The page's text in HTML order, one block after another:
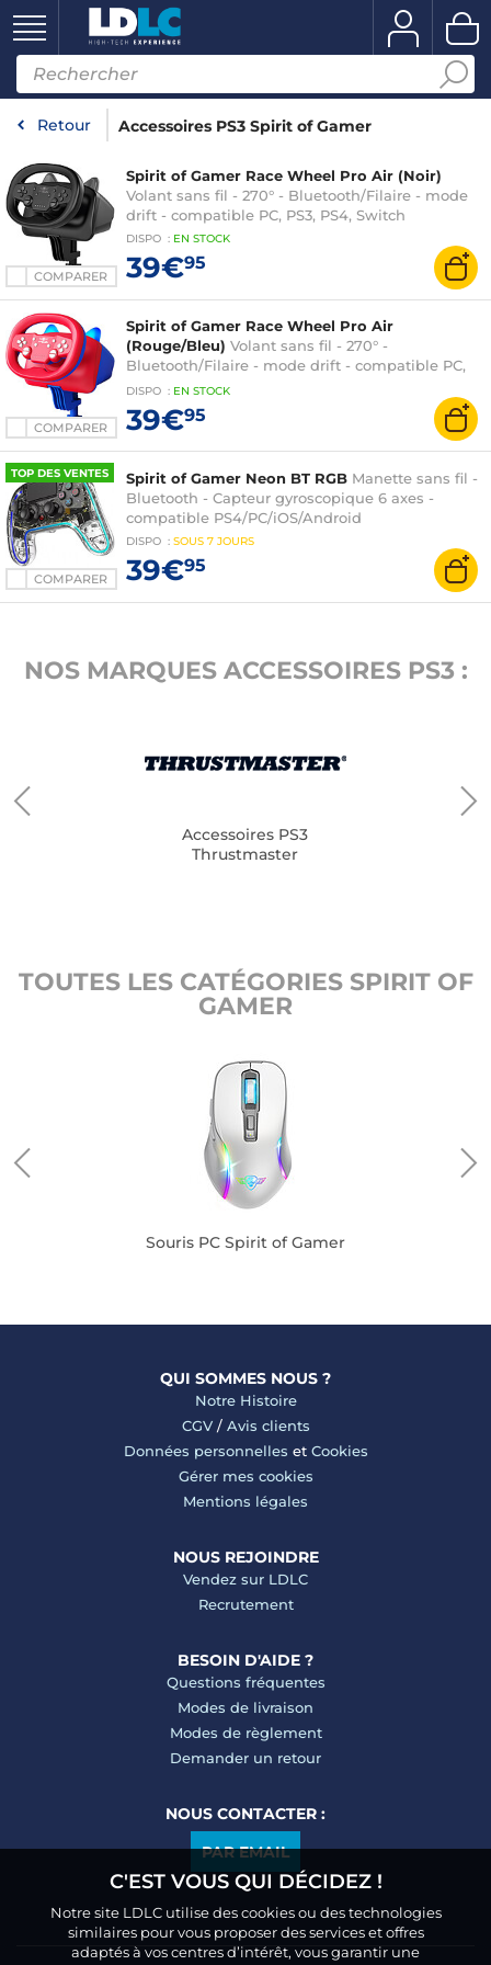
Retour Accessoires PS3 Spirit of Gamer
COMPARER
Spirit of Gamer Race Wheel Pro Air (Noir)
Volant sans fil - 270° - Bluetooth/Filaire - mode
drift - compatible PC, PS3, PS4, Switch
DISPO : EN STOCK
39€95
COMPARER
Spirit of Gamer Race Wheel Pro Air
(Rouge/Bleu) Volant sans fil - 270° -
Bluetooth/Filaire - mode drift - compatible PC,
PS3, PS4, Switch
DISPO : EN STOCK
39€95
TOP DES VENTES
COMPARER
Spirit of Gamer Neon BT RGB Manette sans fil -
Bluetooth - Capteur gyroscopique 6 axes -
compatible PS4/PC/iOS/Android
DISPO : SOUS 7 JOURS
39€95
NOS MARQUES ACCESSOIRES PS3 :
Accessoires PS3
Thrustmaster
TOUTES LES CATÉGORIES SPIRIT OF
GAMER
Souris PC Spirit of Gamer
QUI SOMMES NOUS ?
Notre Histoire
CGV/ Avis clients
Données personnelles et Cookies
Gérer mes cookies
Mentions légales
NOUS REJOINDRE
Vendez sur LDLC
Recrutement
BESOIN D'AIDE ?
Questions fréquentes
Modes de livraison
Modes de règlement
Demander un retour
NOUS CONTACTER :
PAR EMAIL
C'EST VOUS QUI DÉCIDEZ !
Notre site LDLC utilise des cookies ou des technologies
similaires pour vous proposer des services et offres
adaptés à vos centres d’intérêt, vous garantir une